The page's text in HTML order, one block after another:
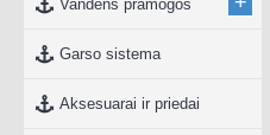
Vandens pramogos
Garso sistema
Aksesuarai ir priedai